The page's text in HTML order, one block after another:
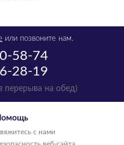
58-74
28-19
перерыва на обед)
или позвоните нам.
с нами